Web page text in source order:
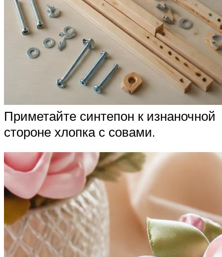
Приметайте синтепон к изнаночной
стороне хлопка с совами.